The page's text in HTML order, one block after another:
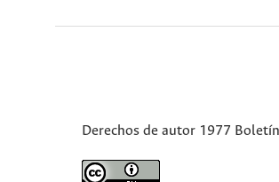
Derechos de autor 1977